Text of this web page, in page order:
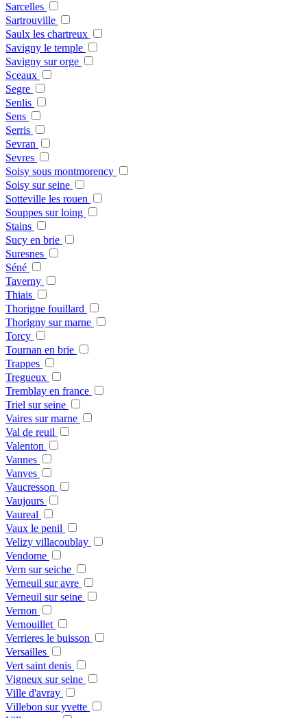
Sarcelles
Sartrouville
Saulx les chartreux
Savigny le temple
Savigny sur orge
Sceaux
Segre
Senlis
Sens
Serris
Sevran
Sevres
Soisy sous montmorency
Soisy sur seine
Sotteville les rouen
Souppes sur loing
Stains
Sucy en brie
Suresnes
Séné
Taverny
Thiais
Thorigne fouillard
Thorigny sur marne
Torcy
Tournan en brie
Trappes
Tregueux
Tremblay en france
Triel sur seine
Vaires sur marne
Val de reuil
Valenton
Vannes
Vanves
Vaucresson
Vaujours
Vaureal
Vaux le penil
Velizy villacoublay
Vendome
Vern sur seiche
Verneuil sur avre
Verneuil sur seine
Vernon
Vernouillet
Verrieres le buisson
Versailles
Vert saint denis
Vigneux sur seine
Ville d'avray
Villebon sur yvette